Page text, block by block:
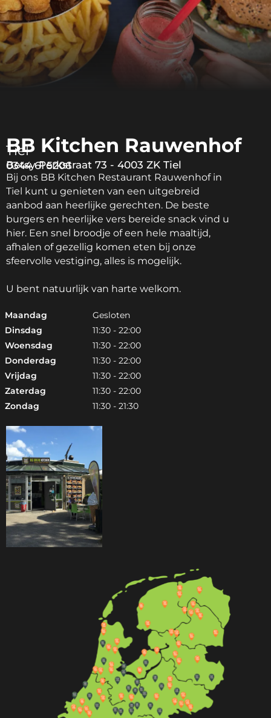
BB Kitchen Rauwenhof
Tiel
Betsy Perkstraat 73 - 4003 ZK Tiel
0344 61 5206
Bij ons BB Kitchen Restaurant Rauwenhof in
Tiel kunt u genieten van een uitgebreid
aanbod aan heerlijke gerechten. De beste
burgers en heerlijke vers bereide snack vind u
hier. Een snel broodje of een hele maaltijd,
afhalen of gezellig komen eten bij onze
sfeervolle vestiging, alles is mogelijk.
U bent natuurlijk van harte welkom.
Maandag
Dinsdag
Woensdag
Donderdag
Vrijdag
Zaterdag
Zondag
Gesloten
11:30 - 22:00
11:30 - 22:00
11:30 - 22:00
11:30 - 22:00
11:30 - 22:00
11:30 - 21:30